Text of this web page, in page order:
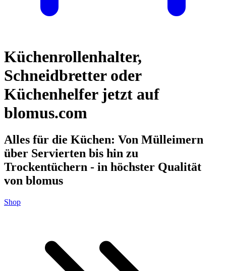
Küchenrollenhalter,
Schneidbretter oder
Küchenhelfer jetzt auf
blomus.com
Alles für die Küchen: Von Mülleimern
über Servierten bis hin zu
Trockentüchern - in höchster Qualität
von blomus
Shop